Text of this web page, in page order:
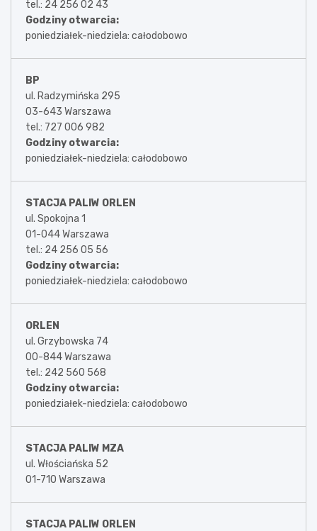
tel.: 24 256 02 43
Godziny otwarcia:
poniedziałek-niedziela: całodobowo
BP
ul. Radzymińska 295
03-643 Warszawa
tel.: 727 006 982
Godziny otwarcia:
poniedziałek-niedziela: całodobowo
STACJA PALIW ORLEN
ul. Spokojna 1
01-044 Warszawa
tel.: 24 256 05 56
Godziny otwarcia:
poniedziałek-niedziela: całodobowo
ORLEN
ul. Grzybowska 74
00-844 Warszawa
tel.: 242 560 568
Godziny otwarcia:
poniedziałek-niedziela: całodobowo
STACJA PALIW MZA
ul. Włościańska 52
01-710 Warszawa
STACJA PALIW ORLEN